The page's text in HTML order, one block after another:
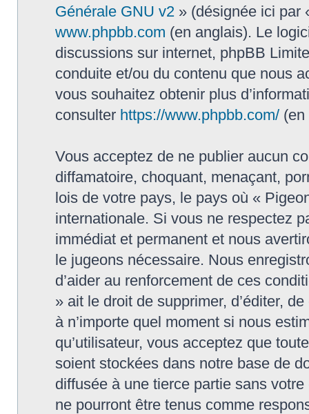
Générale GNU v2 » (désignée ici par
www.phpbb.com (en anglais). Le
discussions sur internet, phpBB
conduite et/ou du contenu que nous
vous souhaitez obtenir plus
consulter https://www.phpbb.com/ (en
Vous acceptez de ne publier aucun
diffamatoire, choquant, menaçant,
lois de votre pays, le pays où «
internationale. Si vous ne respectez
immédiat et permanent et nous
le jugeons nécessaire. Nous
d’aider au renforcement de ces
» ait le droit de supprimer, d’éditer,
à n’importe quel moment si nous
qu’utilisateur, vous acceptez que
soient stockées dans notre base de
diffusée à une tierce partie sans
ne pourront être tenus comme